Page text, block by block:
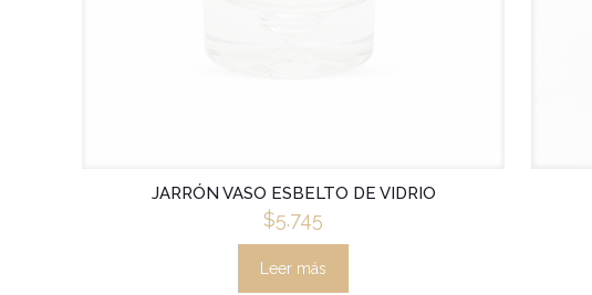
JARRÓN VASO ESBELTO DE VIDRIO
$5.745
Leer más